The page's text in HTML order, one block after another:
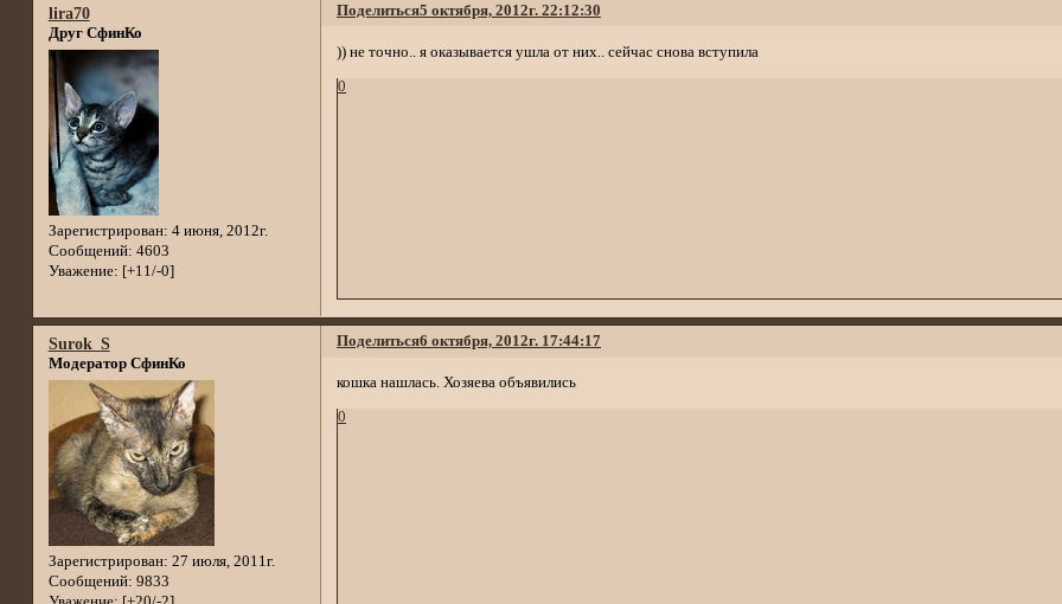
Поделиться5 октября, 2012г. 22:12:30
lira70
Друг СфинКо
Зарегистрирован: 4 июня, 2012г.
Сообщений: 4603
Уважение: [+11/-0]
)) не точно.. я оказывается ушла от них.. сейчас снова вступила
0
Поделиться6 октября, 2012г. 17:44:17
Surok_S
Модератор СфинКо
Зарегистрирован: 27 июля, 2011г.
Сообщений: 9833
кошка нашлась. Хозяева объявились
0